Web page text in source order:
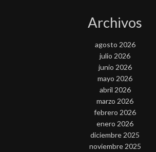
Archivos
agosto 2026
julio 2026
junio 2026
mayo 2026
abril 2026
marzo 2026
febrero 2026
enero 2026
diciembre 2025
noviembre 2025